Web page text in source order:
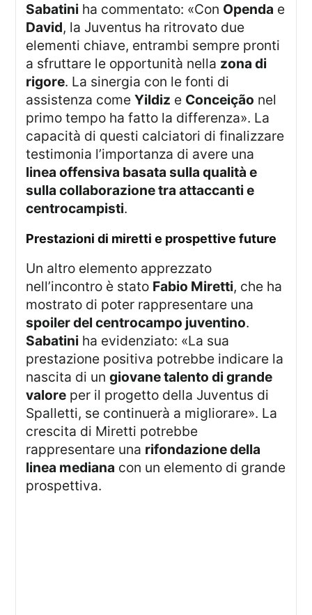
Sabatini ha commentato: «Con Openda e
David, la Juventus ha ritrovato due
elementi chiave, entrambi sempre pronti
a sfruttare le opportunità nella zona di
rigore. La sinergia con le fonti di
assistenza comeYildiz e Conceição nel
primo tempo ha fatto la differenza». La
capacità di questi calciatori di finalizzare
testimonia l’importanza di avere una
linea offensiva basata sulla qualità e
sulla collaborazione tra attaccanti e
centrocampisti.
prestazioni di miretti e prospettive future
Un altro elemento apprezzato
nell’incontro è stato Fabio Miretti, che ha
mostrato di poter rappresentare una
spoiler del centrocampo juventino.
Sabatini ha evidenziato: «La sua
prestazione positiva potrebbe indicare la
nascita di ungiovane talento di grande
valore per il progetto della Juventus di
Spalletti, se continuerà a migliorare». La
crescita di Miretti potrebbe
rappresentare una rifondazione della
linea mediana con un elemento di grande
prospettiva.